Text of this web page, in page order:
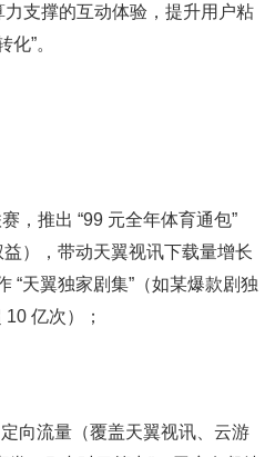
支撑的互动体验，提升用户粘
”。​
，推出 “99 元全年体育通包”
益），带动天翼视讯下载量增长
“天翼独家剧集”（如某爆款剧独
亿次）；​
向流量（覆盖天翼视讯、云游